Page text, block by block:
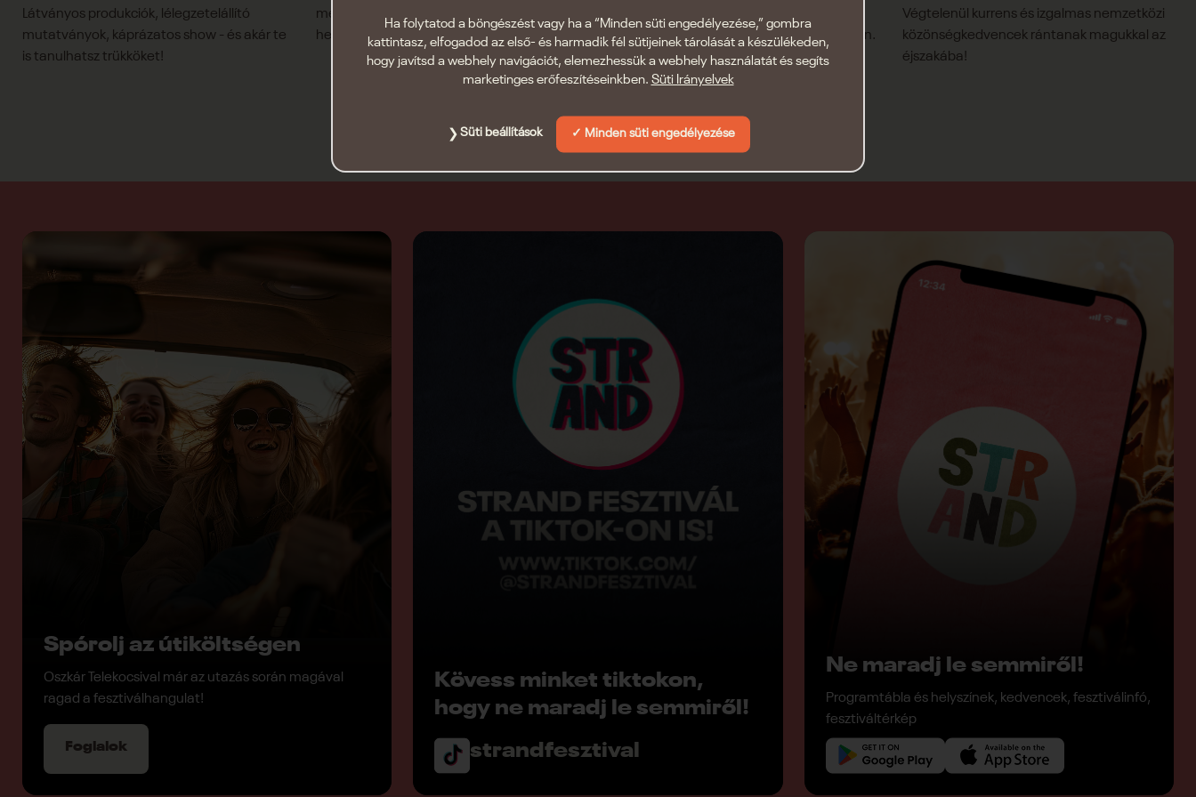
Látványos produkciók, lélegzetelállító
mutatványok, káprázatos show - és akár te
is tanulhatsz trükköket!
mellett rengeteg új és már jól ismert
helyszín!
benneteket Zamárdiban, a Balaton partján.
Végtelenül kurrens és izgalmas nemzetközi
közönségkedvencek rántanak magukkal az
éjszakába!
1 2
Spórolj az útiköltségen
Oszkár Telekocsival már az utazás során magával
ragad a fesztiválhangulat!
Foglalok
Kövess minket tiktokon,
hogy ne maradj le semmiről!
strandfesztival
Ne maradj le semmiről!
Programtábla és helyszínek, kedvencek, fesztiválinfó,
fesztiváltérkép
Ha folytatod a böngészést vagy ha a “Minden süti engedélyezése,” gombra
kattintasz, elfogadod az első- és harmadik fél sütijeinek tárolását a készülékeden,
hogy javítsd a webhely navigációt, elemezhessük a webhely használatát és segíts
marketinges erőfeszítéseinkben. Süti Irányelvek
Minden süti engedélyezése
Süti beállítások